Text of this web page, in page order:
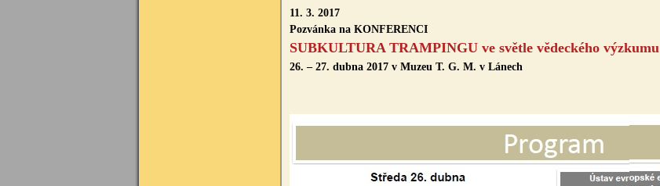
11. 3. 2017
Pozvánka na KONFERENCI
SUBKULTURA TRAMPINGU ve světle vědeckého výzkumu
26. – 27. dubna 2017 v Muzeu T. G. M. v Lánech